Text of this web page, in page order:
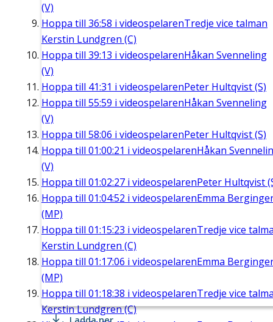
(V)
Hoppa till 36:58 i videospelarenTredje vice talman
Kerstin Lundgren (C)
Hoppa till 39:13 i videospelarenHåkan Svenneling
(V)
Hoppa till 41:31 i videospelarenPeter Hultqvist (S)
Hoppa till 55:59 i videospelarenHåkan Svenneling
(V)
Hoppa till 58:06 i videospelarenPeter Hultqvist (S)
Hoppa till 01:00:21 i videospelarenHåkan
(V)
Hoppa till 01:02:27 i videospelarenPeter Hultqvist
Hoppa till 01:04:52 i videospelarenEmma
(MP)
Hoppa till 01:15:23 i videospelarenTredje vice
Kerstin Lundgren (C)
Hoppa till 01:17:06 i videospelarenEmma
(MP)
Hoppa till 01:18:38 i videospelarenTredje vice
Kerstin Lundgren (C)
Ladda ner